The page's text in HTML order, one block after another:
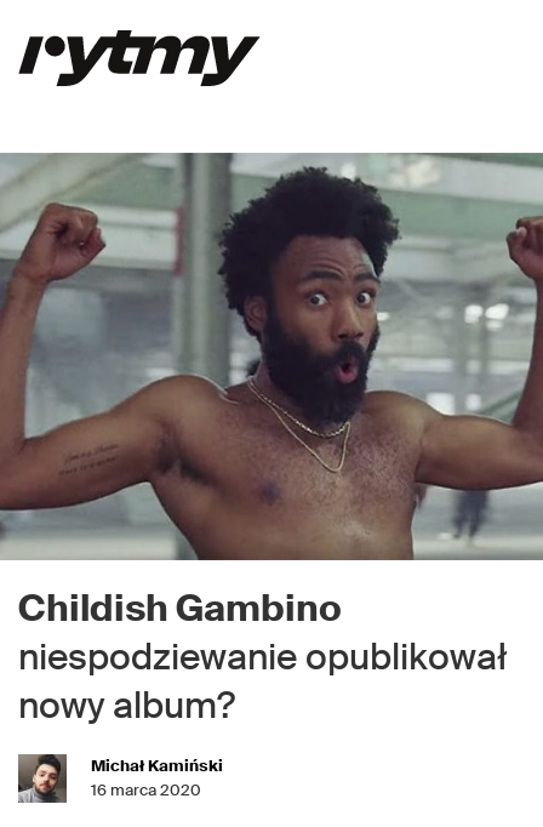
Childish Gambino
niespodziewanie opublikował
nowy album?
Michał Kamiński
16 marca 2020